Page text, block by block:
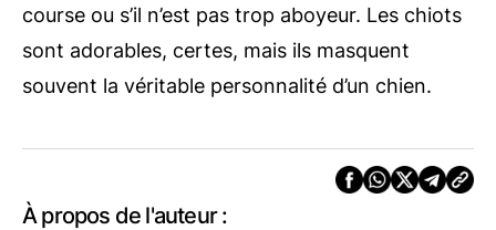
course ou s’il n’est pas trop aboyeur. Les chiots
sont adorables, certes, mais ils masquent
souvent la véritable personnalité d’un chien.
À propos de l'auteur :